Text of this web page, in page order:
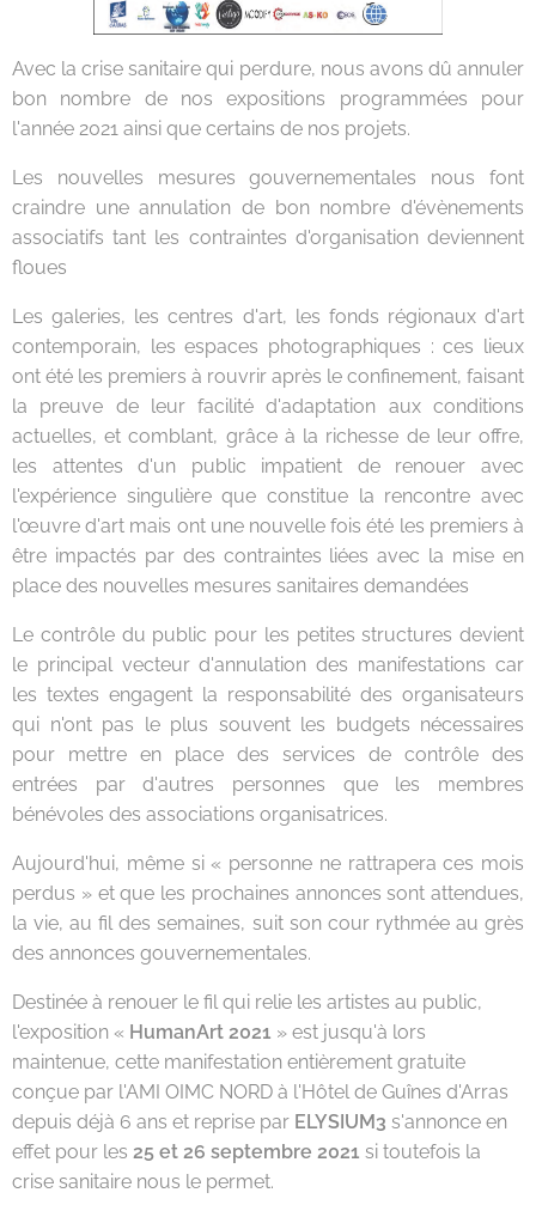
Avec la crise sanitaire qui perdure, nous avons dû annuler
bon nombre de nos expositions programmées pour
l'année 2021 ainsi que certains de nos projets.
Les nouvelles mesures gouvernementales nous font
craindre une annulation de bon nombre d'évènements
associatifs tant les contraintes d'organisation deviennent
floues
Les galeries, les centres d'art, les fonds régionaux d'art
contemporain, les espaces photographiques : ces lieux
ont été les premiers à rouvrir après le confinement, faisant
la preuve de leur facilité d'adaptation aux conditions
actuelles, et comblant, grâce à la richesse de leur offre,
les attentes d'un public impatient de renouer avec
l'expérience singulière que constitue la rencontre avec
l'œuvre d'art mais ont une nouvelle fois été les premiers à
être impactés par des contraintes liées avec la mise en
place des nouvelles mesures sanitaires demandées
Le contrôle du public pour les petites structures devient
le principal vecteur d'annulation des manifestations car
les textes engagent la responsabilité des organisateurs
qui n'ont pas le plus souvent les budgets nécessaires
pour mettre en place des services de contrôle des
entrées par d'autres personnes que les membres
bénévoles des associations organisatrices.
Aujourd'hui, même si « personne ne rattrapera ces mois
perdus » et que les prochaines annonces sont attendues,
la vie, au fil des semaines, suit son cour rythmée au grès
des annonces gouvernementales.
Destinée à renouer le fil qui relie les artistes au public,
l'exposition « HumanArt 2021 » est jusqu'à lors
maintenue, cette manifestation entièrement gratuite
conçue par l'AMI OIMC NORD à l'Hôtel de Guînes d'Arras
depuis déjà 6 ans et reprise par ELYSIUM3 s'annonce en
effet pour les 25 et 26 septembre 2021 si toutefois la
crise sanitaire nous le permet.